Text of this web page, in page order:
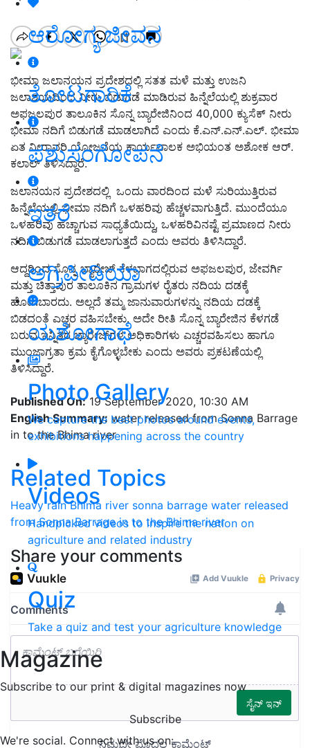
ಆರೋಗ್ಯ ಜೀವನ
ತೋಟಗಾರಿಕೆ
ಪಶುಸಂಗೋಪನೆ
ಇತರೆ
ಅಗ್ರಿಪೀಡಿಯಾ
ಯಶೋಗಾಥೆ
Photo Gallery
We capture the best photos around events,
exhibitions happening across the country
Videos
Handpicked videos to inspire the nation on
agriculture and related industry
Quiz
Take a quiz and test your agriculture knowledge
Magazine
Subscribe to our print & digital magazines now
Subscribe
We're social. Connect with us on:
ಭೀಮಾ ಜಲಾನಯನ ಪ್ರದೇಶದಲ್ಲಿ ಸತತ ಮಳೆ ಮತ್ತು ಉಜನಿ
ಜಲಾಶಯದಿಂದ ನೀರು ಬಿಡುಗಡೆ ಮಾಡಿರುವ ಹಿನ್ನೆಲೆಯಲ್ಲಿ ಶುಕ್ರವಾರ
ಅಫಜಲಪುರ ತಾಲೂಕಿನ ಸೊನ್ನ ಬ್ಯಾರೇಜಿನಿಂದ 40,000 ಕ್ಯುಸೆಕ್ ನೀರು
ಭೀಮಾ ನದಿಗೆ ಬಿಡುಗಡೆ ಮಾಡಲಾಗಿದೆ ಎಂದು ಕೆ.ಎನ್.ಎನ್.ಎಲ್. ಭೀಮಾ
ಏತ ನೀರಾವರಿ ಯೋಜನೆಯ ಕಾರ್ಯಪಾಲಕ ಅಭಿಯಂತ ಅಶೋಕ ಆರ್.
ಕಲಾಲ್ ತಿಳಿಸಿದ್ದಾರೆ.
ಜಲಾನಯನ ಪ್ರದೇಶದಲ್ಲಿ ಒಂದು ವಾರದಿಂದ ಮಳೆ ಸುರಿಯುತ್ತಿರುವ
ಹಿನ್ನೆಲೆಯಲ್ಲಿ ಭೀಮಾ ನದಿಗೆ ಒಳಹರಿವು ಹೆಚ್ಚಳವಾಗುತ್ತಿದೆ. ಮುಂದೆಯೂ
ಒಳಹರಿವು ಹೆಚ್ಚಾಗುವ ಸಾಧ್ಯತೆಯಿದ್ದು, ಒಳಹರಿವಿನಷ್ಟೆ ಪ್ರಮಾಣದ ನೀರು
ನದಿಗೆ ಬಿಡುಗಡೆ ಮಾಡಲಾಗುತ್ತದೆ ಎಂದು ಅವರು ತಿಳಿಸಿದ್ದಾರೆ.
ಆದ್ದರಿಂದ ಸೊನ್ನ ಬ್ಯಾರೇಜ್ ಕೆಳಭಾಗದಲ್ಲಿರುವ ಅಫಜಲಪುರ, ಜೇವರ್ಗಿ
ಮತ್ತು ಚಿತ್ತಾಪುರ ತಾಲೂಕಿನ ಗ್ರಾಮಗಳ ರೈತರು ನದಿಯ ದಡಕ್ಕೆ
ಹೋಗಬಾರದು. ಅಲ್ಲದೆ ತಮ್ಮ ಜಾನುವಾರುಗಳನ್ನು ನದಿಯ ದಡಕ್ಕೆ
ಬಿಡದಂತೆ ಎಚ್ಚರ ವಹಿಸಬೇಕು. ಅದೇ ರೀತಿ ಸೊನ್ನ ಬ್ಯಾರೇಜಿನ ಕೆಳಗಡೆ
ಬರುವ ಇನ್ನಿತರ ಬ್ಯಾರೇಜ್‍ಗಳ ಅಧಿಕಾರಿಗಳು ಎಚ್ಚರವಹಿಸಲು ಹಾಗೂ
ಮುಂಜಾಗ್ರತಾ ಕ್ರಮ ಕೈಗೊಳ್ಳಬೇಕು ಎಂದು ಅವರು ಪ್ರಕಟಣೆಯಲ್ಲಿ
ತಿಳಿಸಿದ್ದಾರೆ.
Published On:19 September 2020, 10:30 AM
English Summary: water released from Sonna Barrage
in to the Bhima river
Related Topics
Heavy rain Bhima river sonna barrage water released
from Sonna Barrage in to the Bhima river
Share your comments